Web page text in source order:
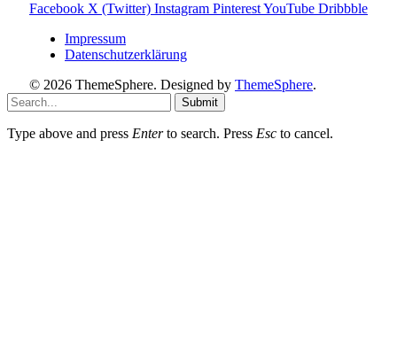
Facebook X (Twitter) Instagram PinterestYouTube Dribbble
Impressum
Datenschutzerklärung
© 2026 ThemeSphere. Designed by ThemeSphere.
Submit
Type above and press Enterto search. Press Esc to cancel.